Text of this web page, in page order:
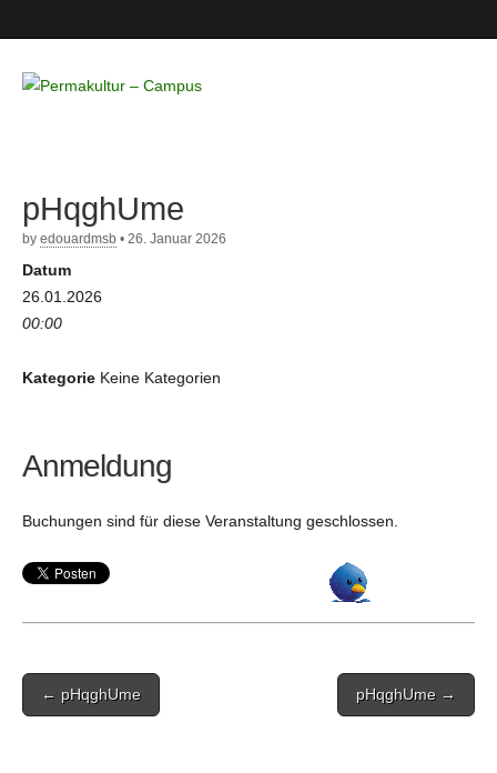
– Campus
pHqghUme
by edouardmsb • 26. Januar 2026
Datum
26.01.2026
00:00
Kategorie Keine Kategorien
Anmeldung
Buchungen sind für diese Veranstaltung geschlossen.
Post
navigation
← pHqghUme pHqghUme →